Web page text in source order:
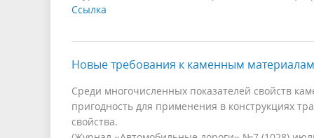
Ссылка
Новые требования к каменным материалам
Среди многочисленных показателей свойств
пригодность для применения в конструкциях
свойства.